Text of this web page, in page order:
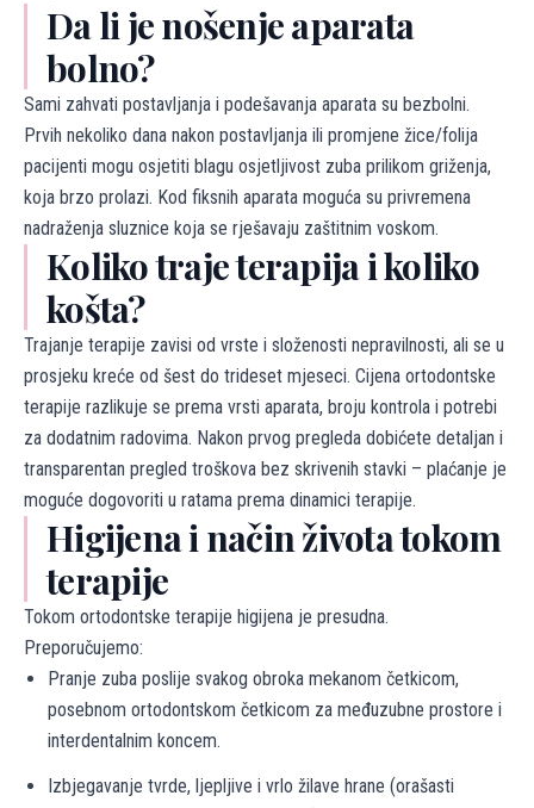
Da li je nošenje aparata
bolno?
Sami zahvati postavljanja i podešavanja aparata su bezbolni.
Prvih nekoliko dana nakon postavljanja ili promjene žice/folija
pacijenti mogu osjetiti blagu osjetljivost zuba prilikom griženja,
koja brzo prolazi. Kod fiksnih aparata moguća su privremena
nadraženja sluznice koja se rješavaju zaštitnim voskom.
Koliko traje terapija i koliko
košta?
Trajanje terapije zavisi od vrste i složenosti nepravilnosti, ali se u
prosjeku kreće od šest do trideset mjeseci. Cijena ortodontske
terapije razlikuje se prema vrsti aparata, broju kontrola i potrebi
za dodatnim radovima. Nakon prvog pregleda dobićete detaljan i
transparentan pregled troškova bez skrivenih stavki – plaćanje je
moguće dogovoriti u ratama prema dinamici terapije.
Higijena i način života tokom
terapije
Tokom ortodontske terapije higijena je presudna.
Preporučujemo:
Pranje zuba poslije svakog obroka mekanom četkicom,
posebnom ortodontskom četkicom za međuzubne prostore i
interdentalnim koncem.
Izbjegavanje tvrde, ljepljive i vrlo žilave hrane (orašasti